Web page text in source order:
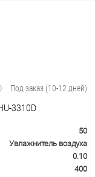
Под заказ (10-12 дней)
3310D
50
Увлажнитель воздуха
0.10
400